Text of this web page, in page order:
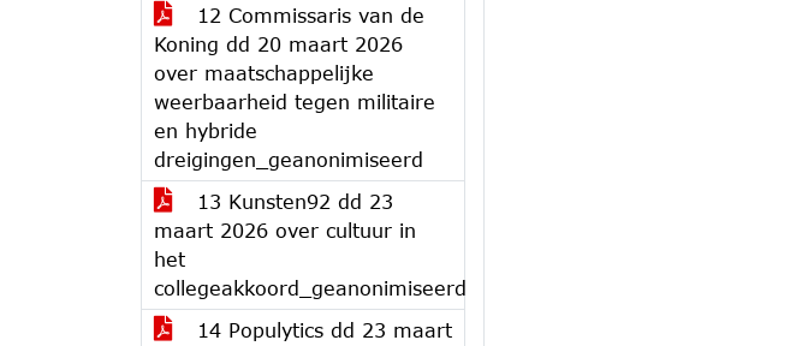
12 Commissaris van de
Koning dd 20 maart 2026
over maatschappelijke
weerbaarheid tegen militaire
en hybride
dreigingen_geanonimiseerd
13 Kunsten92 dd 23
maart 2026 over cultuur in
het
collegeakkoord_geanonimiseerd
14 Populytics dd 23 maart